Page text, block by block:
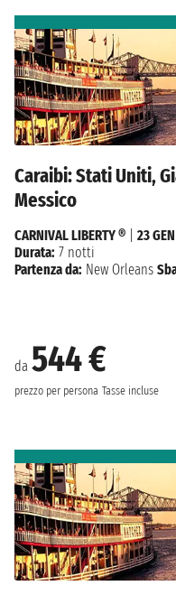
Caraibi: Stati Uniti,
Messico
da 544 €
prezzo per persona Tasse incluse
CARNIVAL LIBERTY ®
23
Durata: 7 notti
Partenza da: New Orleans